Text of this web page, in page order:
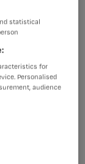
dag. Niet
zelf.
bij hen past.
verdere
statistical
for
Personalised
audience